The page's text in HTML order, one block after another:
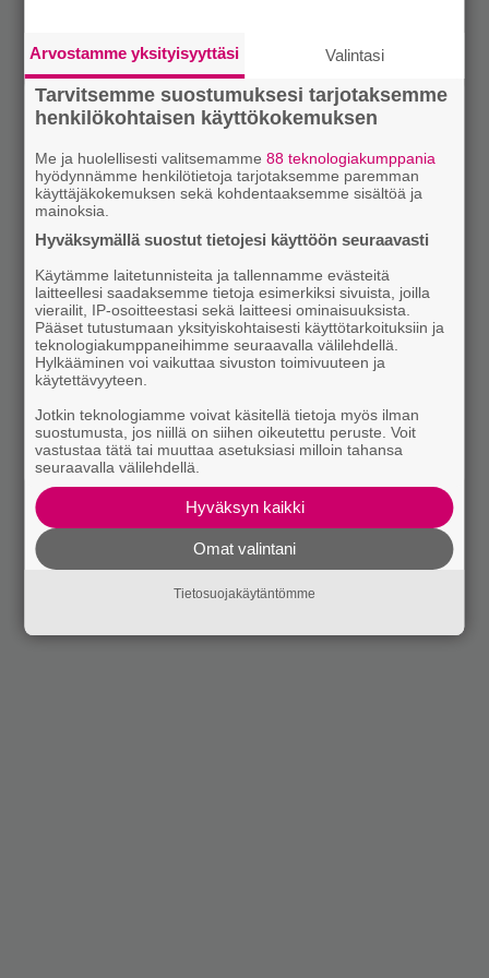
Arvostamme yksityisyyttäsi Valintasi
Tarvitsemme suostumuksesi tarjotaksemme
henkilökohtaisen käyttökokemuksen
Me ja huolellisesti valitsemamme88 teknologiakumppania
hyödynnämme henkilötietoja tarjotaksemme paremman
käyttäjäkokemuksen sekä kohdentaaksemme sisältöä ja
mainoksia.
Hyväksymällä suostut tietojesi käyttöön seuraavasti
Käytämme laitetunnisteita ja tallennamme evästeitä
laitteellesi saadaksemme tietoja esimerkiksi sivuista, joilla
vierailit, IP-osoitteestasi sekä laitteesi ominaisuuksista.
Pääset tutustumaan yksityiskohtaisesti käyttötarkoituksiin ja
teknologiakumppaneihimme seuraavalla välilehdellä.
Hylkääminen voi vaikuttaa sivuston toimivuuteen ja
käytettävyyteen.
Jotkin teknologiamme voivat käsitellä tietoja myös ilman
suostumusta, jos niillä on siihen oikeutettu peruste. Voit
vastustaa tätä tai muuttaa asetuksiasi milloin tahansa
seuraavalla välilehdellä.
Hyväksyn kaikki
Omat valintani
Tietosuojakäytäntömme